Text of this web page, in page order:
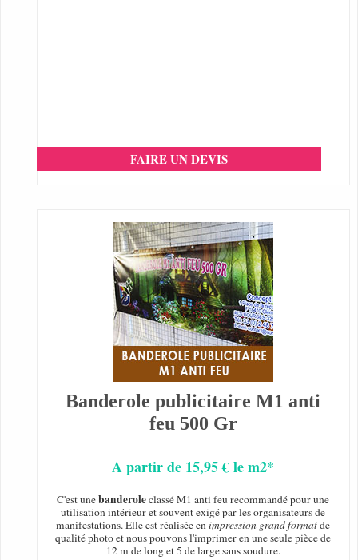
FAIRE UN DEVIS
Banderole publicitaire M1 anti
feu 500 Gr
A partir de 15,95 € le m2*
C'est unebanderoleclassé M1 anti feu recommandé pour une
utilisation intérieur et souvent exigé par les organisateurs de
manifestations. Elle est réalisée enimpression grand formatde
qualité photo et nous pouvons l'imprimer en une seule pièce de
12 m de long et 5 de large sans soudure.